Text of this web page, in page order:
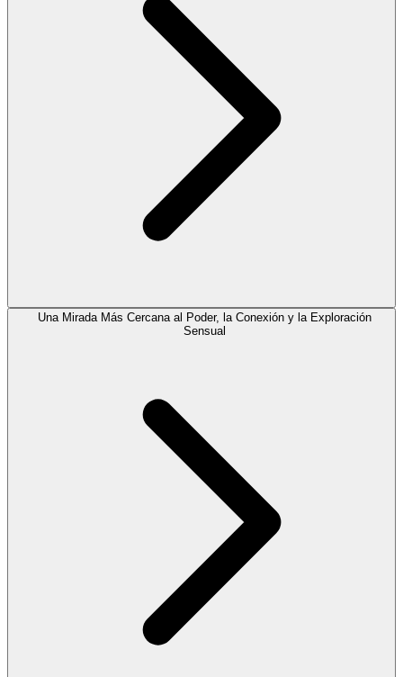
Una Mirada Más Cercana al Poder, la Conexión y la Exploración
Sensual